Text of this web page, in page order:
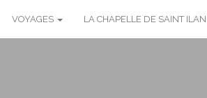
VOYAGES LA CHAPELLE DE SAINT ILAN